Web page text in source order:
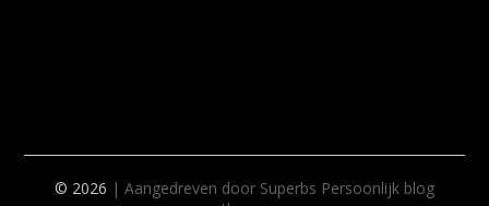
© 2026 | Aangedreven door Superbs Persoonlijk blog